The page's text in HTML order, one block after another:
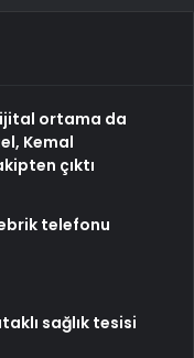
ortama da
Kemal
çıktı
telefonu
sağlık tesisi